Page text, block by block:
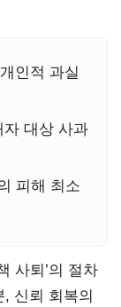
인적 과실
자 대상 사과
피해 최소
사퇴’의 절차
신뢰 회복의